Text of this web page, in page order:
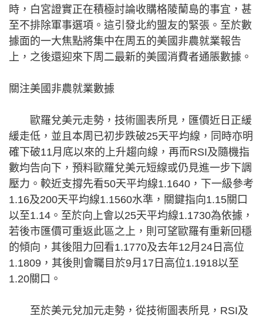
時，白宮證實正在積極討論收購格陵蘭島的事宜，甚
至不排除軍事選項。這引發北約盟友的緊張。至於數
據面的一大焦點將集中在周五的美國非農就業報告
上，之後還迎來下周二最新的美國消費者通脹數據。
關注美國非農就業數據
歐羅兌美元走勢，技術圖表所見，匯價近日正緩
緩走低，並且本周已初步跌破25天平均線，同時亦明
確下破11月底以來的上升趨向線，再而RSI及隨機指
數均告向下，預料歐羅兌美元短線或仍見進一步下調
壓力。較近支撐先看50天平均線1.1640，下一級參考
1.16及200天平均線1.1560水準，關鍵指向1.15關口
以至1.14。至於向上會以25天平均線1.1730為依據，
若後市匯價可重返此區之上，則可望歐羅有重新回穩
的傾向，其後阻力回看1.1770及去年12月24日高位
1.1809，其後則會矚目於9月17日高位1.1918以至
1.20關口。
至於美元兌加元走勢，從技術圖表所見，RSI及